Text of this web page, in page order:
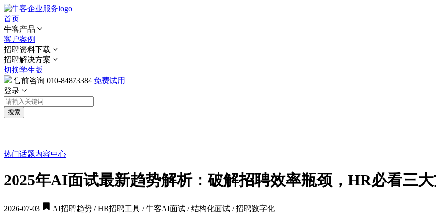
首页
牛客产品
客户案例
招聘资料下载
招聘解决方案
切换学生版
售前咨询 010-84873384 免费试用
登录
搜索
热门话题内容中心
2025年AI面试最新趋势解析：破解招聘效率瓶颈，HR必看三
2026-07-03 AI招聘趋势 / HR招聘工具 / 牛客AI面试 / 结构化面试 / 招聘数字化